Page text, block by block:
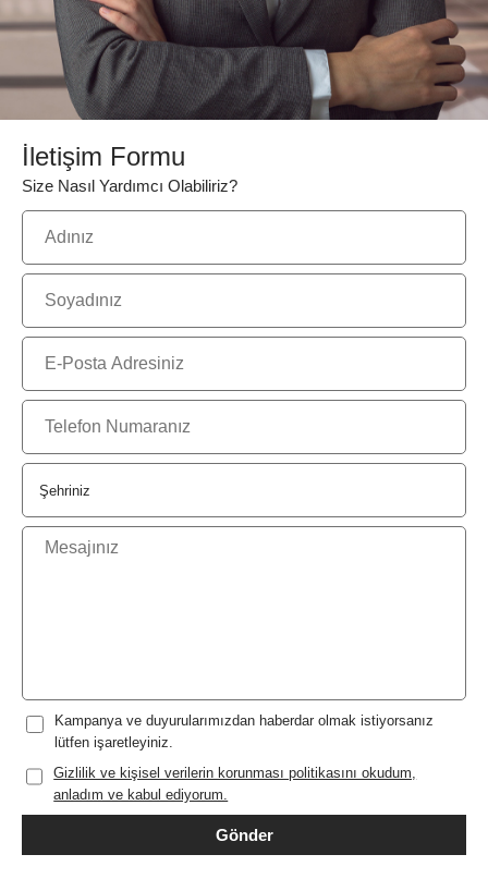
İletişim Formu
Size Nasıl Yardımcı Olabiliriz?
Kampanya ve duyurularımızdan haberdar olmak istiyorsanız
lütfen işaretleyiniz.
Gizlilik ve kişisel verilerin korunması politikasını okudum,
anladım ve kabul ediyorum.
Gönder